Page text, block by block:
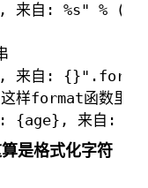
自: %s" %
:
样format函数里面
是格式化字符